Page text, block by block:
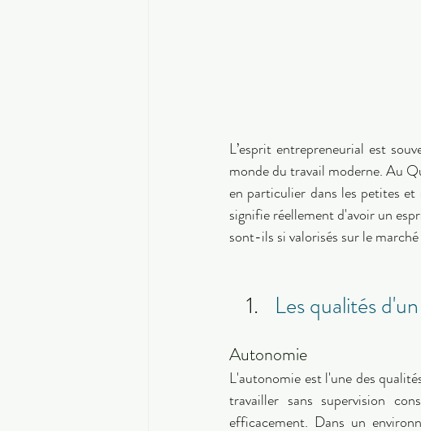
L’esprit entrepreneurial est
monde du travail moderne. Au
en particulier dans les petites
signifie réellement d'avoir un
sont-ils si valorisés sur le
Les qualités
Autonomie
L'autonomie est l'une des
travailler sans supervision
efficacement. Dans un